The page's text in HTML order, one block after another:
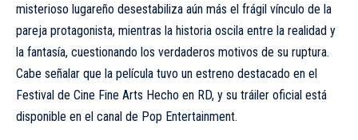
misterioso lugareño desestabiliza aún más el frágil vínculo de la
pareja protagonista, mientras la historia oscila entre la realidad y
la fantasía, cuestionando los verdaderos motivos de su ruptura.
Cabe señalar que la película tuvo un estreno destacado en el
Festival de Cine Fine Arts Hecho en RD, y su tráiler oficial está
disponible en el canal de Pop Entertainment.